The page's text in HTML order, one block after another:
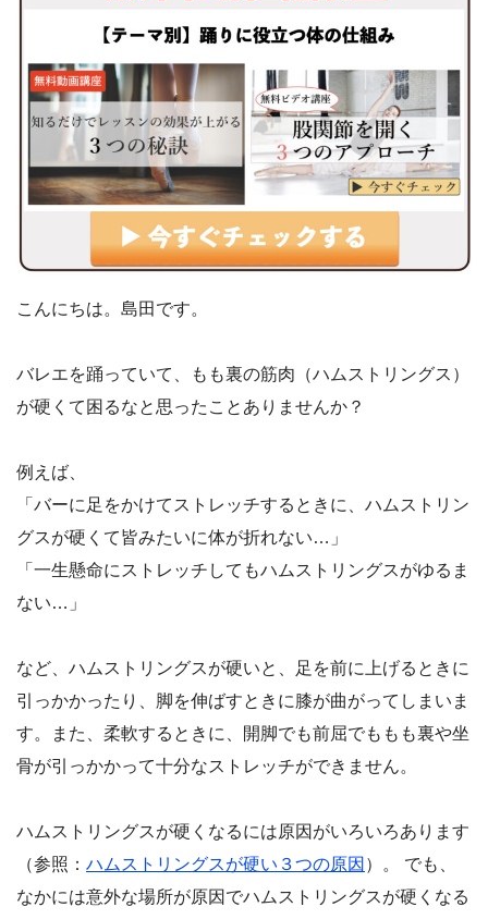
こんにちは。島田です。
バレエを踊っていて、もも裏の筋肉（ハムストリングス）
が硬くて困るなと思ったことありませんか？
例えば、
「バーに足をかけてストレッチするときに、ハムストリン
グスが硬くて皆みたいに体が折れない…」
「一生懸命にストレッチしてもハムストリングスがゆるま
ない…」
など、ハムストリングスが硬いと、足を前に上げるときに
引っかかったり、脚を伸ばすときに膝が曲がってしまいま
す。また、柔軟するときに、開脚でも前屈でももも裏や坐
骨が引っかかって十分なストレッチができません。
ハムストリングスが硬くなるには原因がいろいろあります
（参照： ハムストリングスが硬い３つの原因 ）。 でも、
なかには意外な場所が原因でハムストリングスが硬くなる